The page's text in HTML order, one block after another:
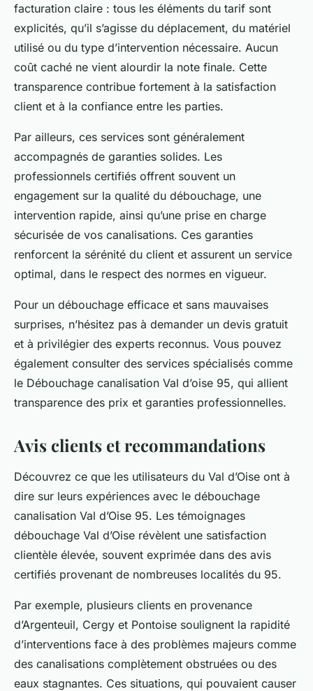
facturation claire : tous les éléments du tarif sont
explicités, qu’il s’agisse du déplacement, du matériel
utilisé ou du type d’intervention nécessaire. Aucun
coût caché ne vient alourdir la note finale. Cette
transparence contribue fortement à la satisfaction
client et à la confiance entre les parties.
Par ailleurs, ces services sont généralement
accompagnés de garanties solides. Les
professionnels certifiés offrent souvent un
engagement sur la qualité du débouchage, une
intervention rapide, ainsi qu’une prise en charge
sécurisée de vos canalisations. Ces garanties
renforcent la sérénité du client et assurent un service
optimal, dans le respect des normes en vigueur.
Pour un débouchage efficace et sans mauvaises
surprises, n’hésitez pas à demander un devis gratuit
et à privilégier des experts reconnus. Vous pouvez
également consulter des services spécialisés comme
le Débouchage canalisation Val d’oise 95, qui allient
transparence des prix et garanties professionnelles.
Avis clients et recommandations
Découvrez ce que les utilisateurs du Val d’Oise ont à
dire sur leurs expériences avec le débouchage
canalisation Val d’Oise 95. Les témoignages
débouchage Val d’Oise révèlent une satisfaction
clientèle élevée, souvent exprimée dans des avis
certifiés provenant de nombreuses localités du 95.
Par exemple, plusieurs clients en provenance
d’Argenteuil, Cergy et Pontoise soulignent la rapidité
d’interventions face à des problèmes majeurs comme
des canalisations complètement obstruées ou des
eaux stagnantes. Ces situations, qui pouvaient causer